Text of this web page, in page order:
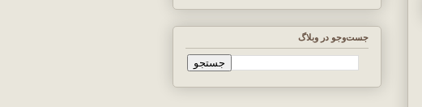
جست‌وجو در وبلاگ